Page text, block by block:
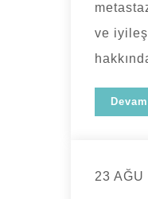
ve
23 AĞU